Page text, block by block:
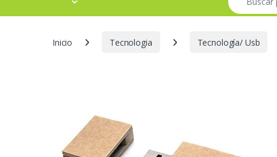
Inicio Tecnologia Tecnología/ Usb